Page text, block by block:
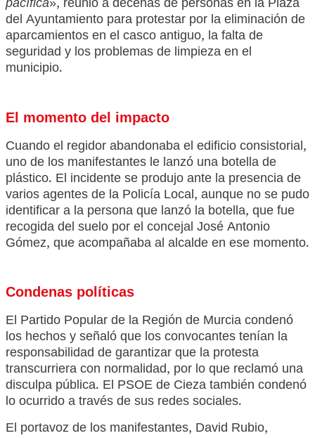
pacífica», reunió a decenas de personas en la Plaza
del Ayuntamiento para protestar por la eliminación de
aparcamientos en el casco antiguo, la falta de
seguridad y los problemas de limpieza en el
municipio.
El momento del impacto
Cuando el regidor abandonaba el edificio consistorial,
uno de los manifestantes le lanzó una botella de
plástico. El incidente se produjo ante la presencia de
varios agentes de la Policía Local, aunque no se pudo
identificar a la persona que lanzó la botella, que fue
recogida del suelo por el concejal José Antonio
Gómez, que acompañaba al alcalde en ese momento.
Condenas políticas
El Partido Popular de la Región de Murcia condenó
los hechos y señaló que los convocantes tenían la
responsabilidad de garantizar que la protesta
transcurriera con normalidad, por lo que reclamó una
disculpa pública. El PSOE de Cieza también condenó
lo ocurrido a través de sus redes sociales.
El portavoz de los manifestantes, David Rubio,